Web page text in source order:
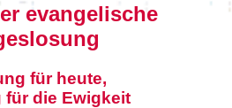
evangelische
für heute,
für die Ewigkeit